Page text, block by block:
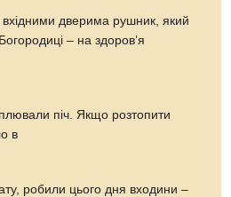
дверима рушник, який
– на здоров’я
піч. Якщо розтопити
в
робили цього дня входини –